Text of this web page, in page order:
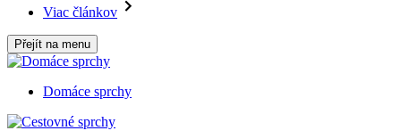
Viac článkov
Přejít na menu
Domáce sprchy